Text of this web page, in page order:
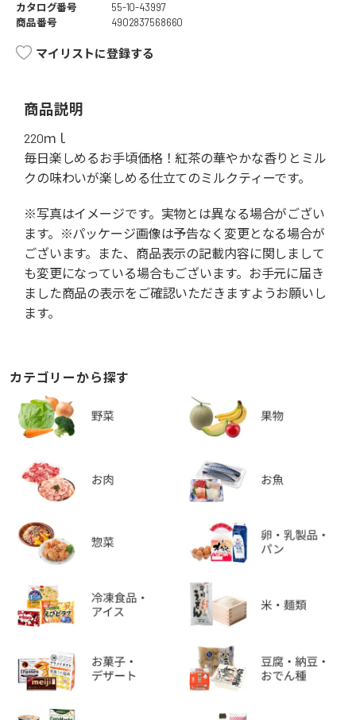
カタログ番号
55-10-43997
商品番号
4902837568660
マイリストに登録する
商品説明
220ｍｌ
毎日楽しめるお手頃価格！紅茶の華やかな香りとミル
クの味わいが楽しめる仕立てのミルクティーです。
※写真はイメージです。実物とは異なる場合がござい
ます。※パッケージ画像は予告なく変更となる場合が
ございます。また、商品表示の記載内容に関しまして
も変更になっている場合もございます。お手元に届き
ました商品の表示をご確認いただきますようお願いし
ます。
カテゴリーから探す